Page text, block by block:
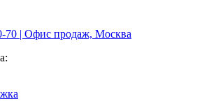
70 | Офис продаж, Москва